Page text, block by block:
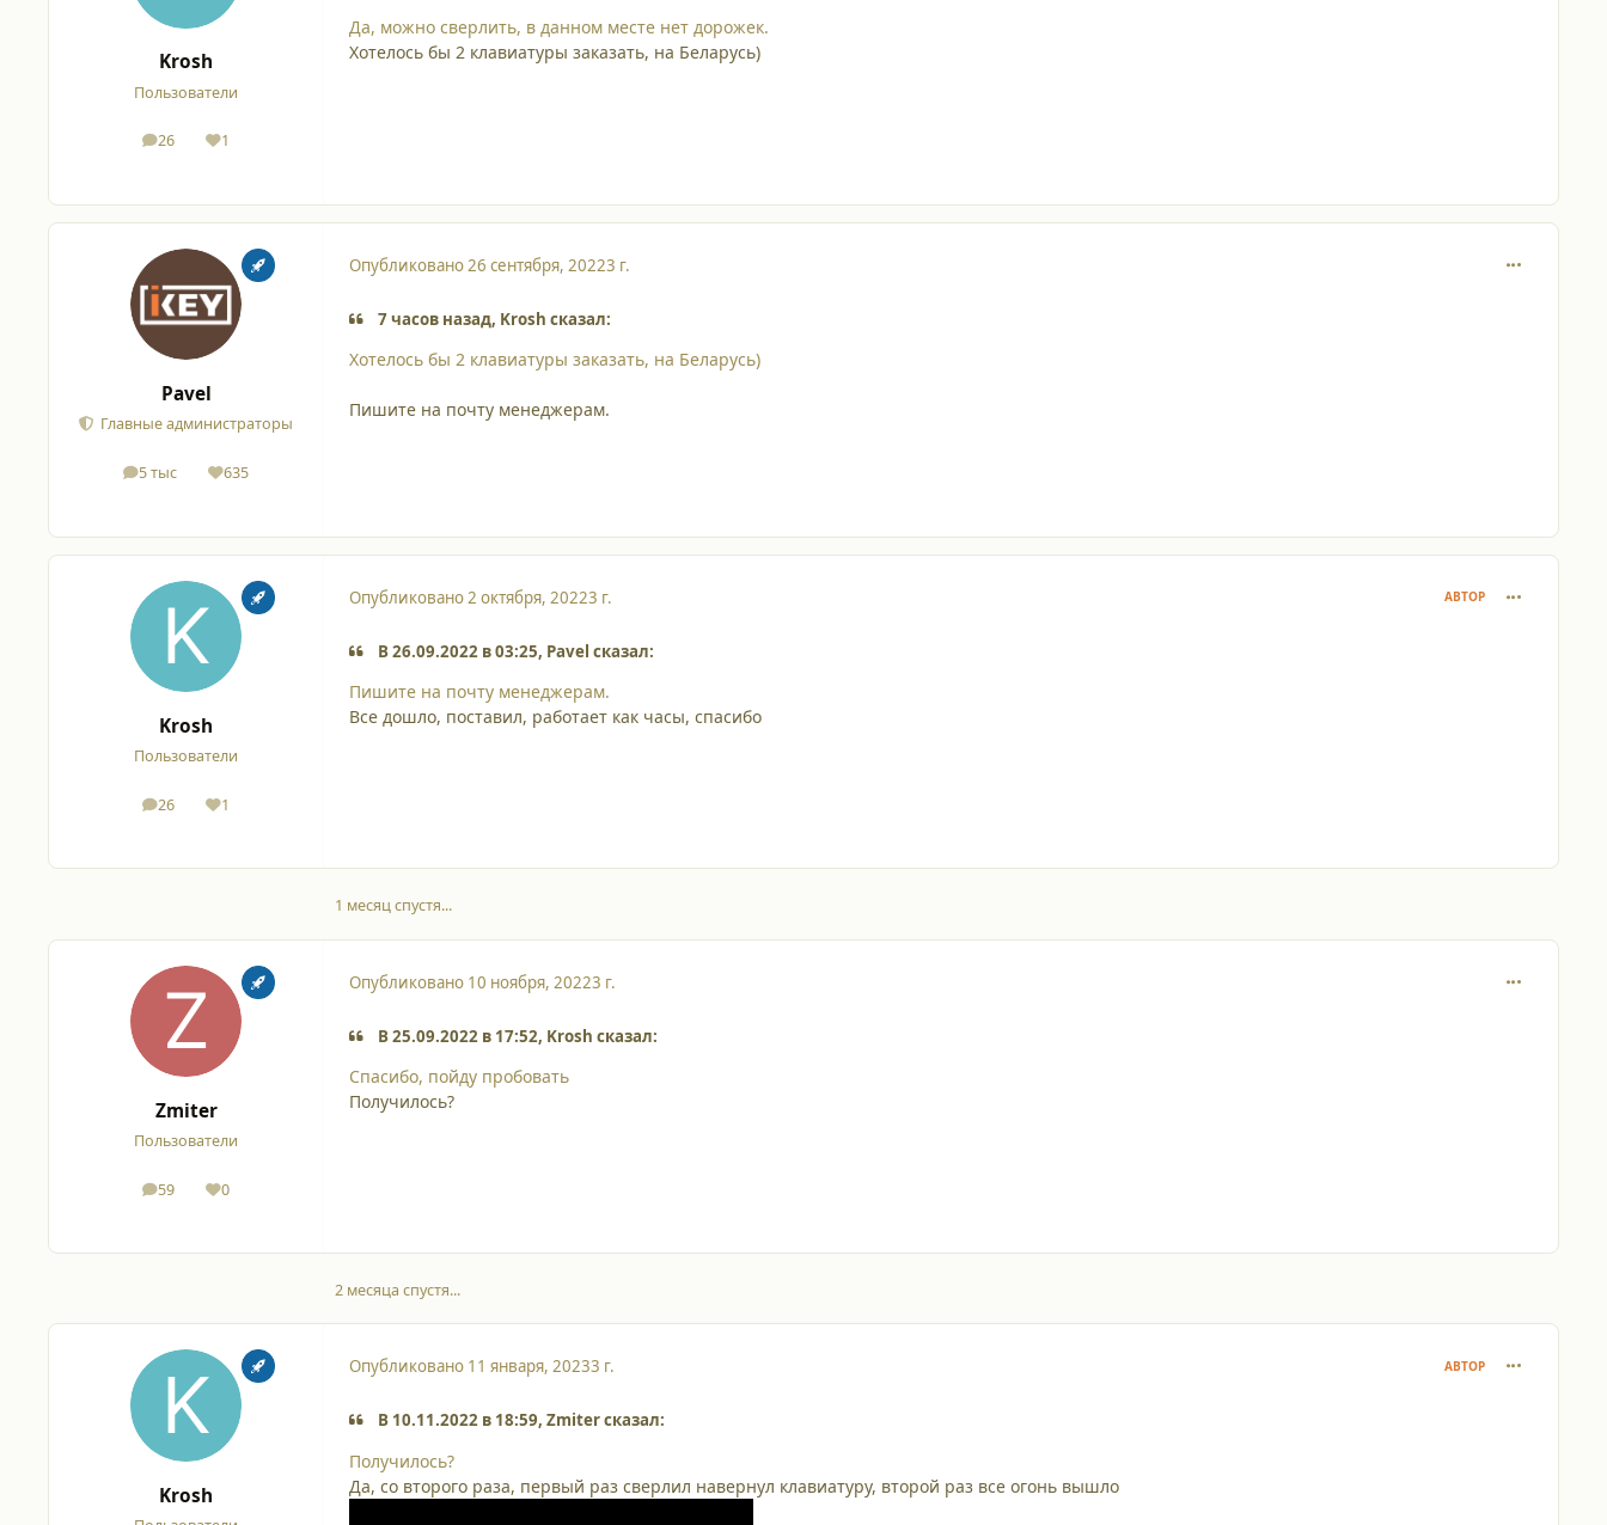
Krosh
Пользователи
26
сообщения
1
Репутация
Да, можно сверлить, в данном месте нет дорожек.
Хотелось бы 2 клавиатуры заказать, на Беларусь)
Pavel
Главные администраторы
5 тыс
сообщения635
Репутация
Опубликовано26 сентября, 20223 г.
7 часов назад, Krosh сказал:
Хотелось бы 2 клавиатуры заказать, на Беларусь)
Пишите на почту менеджерам.
Krosh
Пользователи
26
сообщения
1
Репутация
Опубликовано2 октября, 20223 г. АВТОР
В 26.09.2022 в 03:25, Pavel сказал:
Пишите на почту менеджерам.
Все дошло, поставил, работает как часы, спасибо
1 месяц спустя...
Zmiter
Пользователи
59
сообщения
0
Репутация
Опубликовано 10 ноября, 20223 г.
В 25.09.2022 в 17:52, Krosh сказал:
Спасибо, пойду пробовать
Получилось?
2 месяца спустя...
Krosh
Опубликовано 11 января, 20233 г. АВТОР
В 10.11.2022 в 18:59, Zmiter сказал:
Получилось?
Да, со второго раза, первый раз сверлил навернул клавиатуру, второй раз все огонь вышло